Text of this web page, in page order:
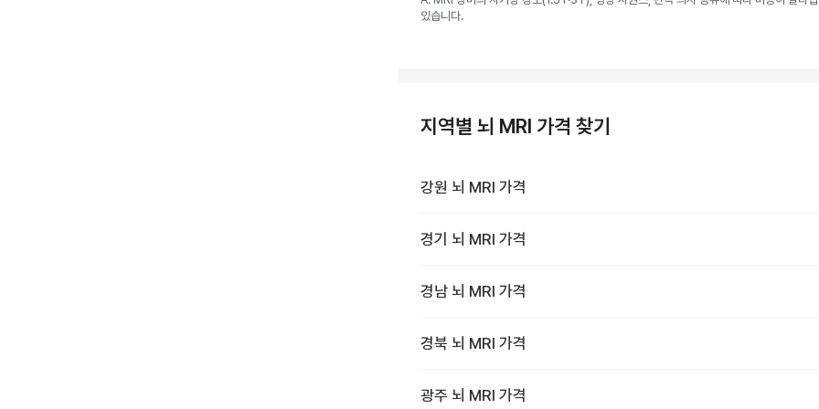
있습니다.
지역별 뇌 MRI 가격 찾기
강원 뇌 MRI 가격
경기 뇌 MRI 가격
경남 뇌 MRI 가격
경북 뇌 MRI 가격
광주 뇌 MRI 가격